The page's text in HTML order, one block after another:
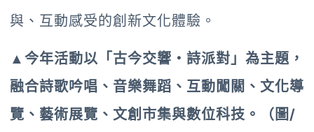
與、互動感受的創新文化體驗。
▲今年活動以「古今交響・詩派對」為主題，
融合詩歌吟唱、音樂舞蹈、互動闖關、文化導
覽、藝術展覽、文創市集與數位科技。（圖/